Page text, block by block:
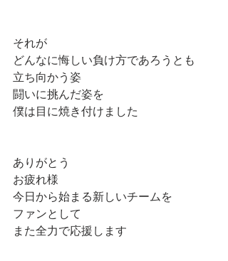
それが
どんなに悔しい負け方であろうとも
立ち向かう姿
闘いに挑んだ姿を
僕は目に焼き付けました
ありがとう
お疲れ様
今日から始まる新しいチームを
ファンとして
また全力で応援します